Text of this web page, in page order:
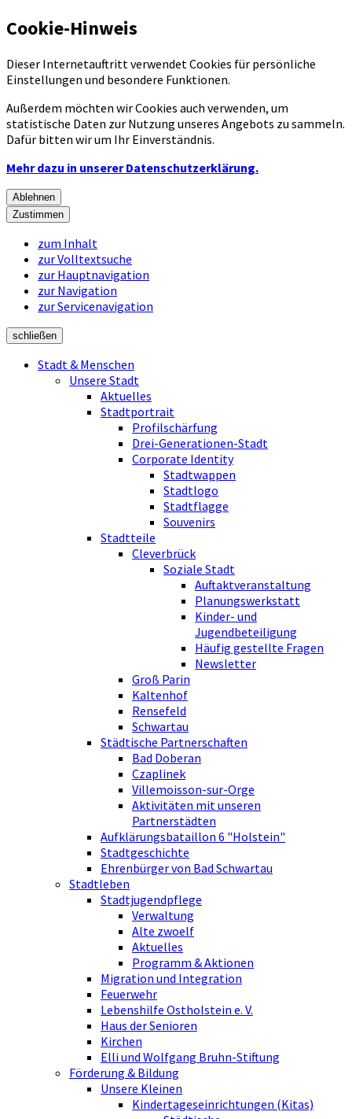
Cookie-Hinweis
Dieser Internetauftritt verwendet Cookies für persönliche
Einstellungen und besondere Funktionen.
Außerdem möchten wir Cookies auch verwenden, um
statistische Daten zur Nutzung unseres Angebots zu sammeln.
Dafür bitten wir um Ihr Einverständnis.
Mehr dazu in unserer Datenschutzerklärung.
Ablehnen
Zustimmen
zum Inhalt
zur Volltextsuche
zur Hauptnavigation
zur Navigation
zur Servicenavigation
schließen
Stadt & Menschen
Unsere Stadt
Aktuelles
Stadtportrait
Profilschärfung
Drei-Generationen-Stadt
Corporate Identity
Stadtwappen
Stadtlogo
Stadtflagge
Souvenirs
Stadtteile
Cleverbrück
Soziale Stadt
Auftaktveranstaltung
Planungswerkstatt
Kinder- und
Jugendbeteiligung
Häufig gestellte Fragen
Newsletter
Groß Parin
Kaltenhof
Rensefeld
Schwartau
Städtische Partnerschaften
Bad Doberan
Czaplinek
Villemoisson-sur-Orge
Aktivitäten mit unseren
Partnerstädten
Aufklärungsbataillon 6 "Holstein"
Stadtgeschichte
Ehrenbürger von Bad Schwartau
Stadtleben
Stadtjugendpflege
Verwaltung
Alte zwoelf
Aktuelles
Programm & Aktionen
Migration und Integration
Feuerwehr
Lebenshilfe Ostholstein e. V.
Haus der Senioren
Kirchen
Elli und Wolfgang Bruhn-Stiftung
Förderung & Bildung
Unsere Kleinen
Kindertageseinrichtungen (Kitas)